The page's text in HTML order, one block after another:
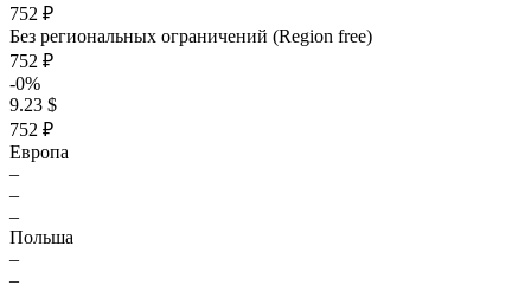
752 ₽
Без региональных ограничений (Region free)
752 ₽
-0%
9.23 $
752 ₽
Европа
–
–
–
Польша
–
–